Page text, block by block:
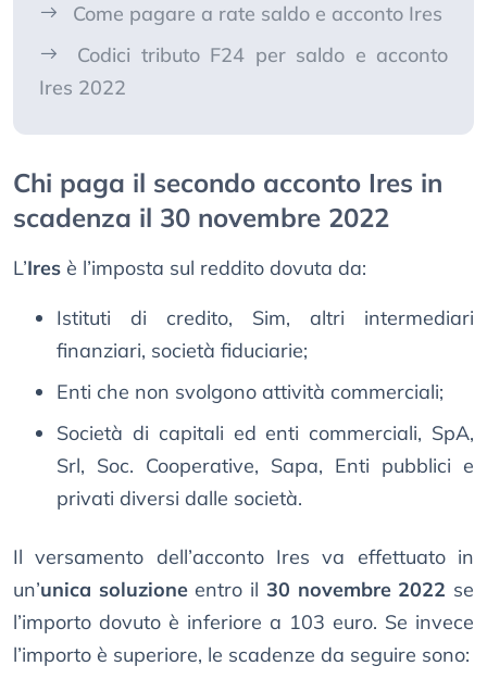
Come pagare a rate saldo e acconto Ires
Codici tributo F24 per saldo e acconto
Ires 2022
Chi paga il secondo acconto Ires in
scadenza il 30 novembre 2022
L’Ires è l’imposta sul reddito dovuta da:
Istituti di credito, Sim, altri intermediari
finanziari, società fiduciarie;
Enti che non svolgono attività commerciali;
Società di capitali ed enti commerciali, SpA,
Srl, Soc. Cooperative, Sapa, Enti pubblici e
privati diversi dalle società.
Il versamento dell’acconto Ires va effettuato in
un’unica soluzioneentro il 30 novembre 2022 se
l’importo dovuto è inferiore a 103 euro. Se invece
l’importo è superiore, le scadenze da seguire sono: